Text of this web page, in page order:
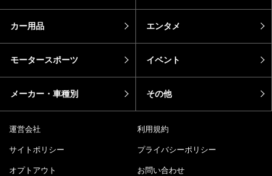
カー用品 エンタメ
モータースポーツ イベント
メーカー・車種別 その他
運営会社 利用規約
サイトポリシー プライバシーポリシー
オプトアウト お問い合わせ